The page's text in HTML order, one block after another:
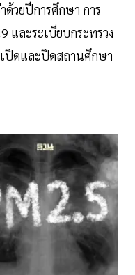
ด้วยปีการศึกษา การ
และระเบียบกระทรวง
ปิดและปิดสถานศึกษา